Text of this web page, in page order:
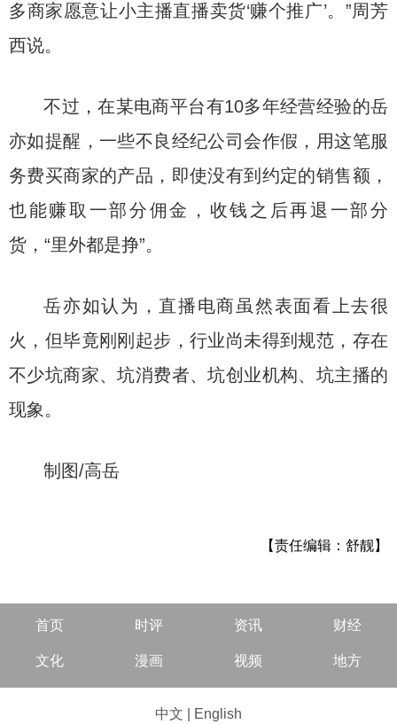
多商家愿意让小主播直播卖货‘赚个推广’。”周芳
西说。
不过，在某电商平台有10多年经营经验的岳
亦如提醒，一些不良经纪公司会作假，用这笔服
务费买商家的产品，即使没有到约定的销售额，
也能赚取一部分佣金，收钱之后再退一部分
货，“里外都是挣”。
岳亦如认为，直播电商虽然表面看上去很
火，但毕竟刚刚起步，行业尚未得到规范，存在
不少坑商家、坑消费者、坑创业机构、坑主播的
现象。
制图/高岳
【责任编辑：舒靓】
首页 时评 资讯 财经
文化 漫画 视频 地方
中文 English